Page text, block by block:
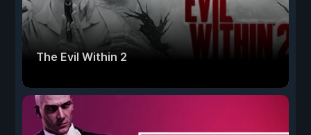
The Evil Within 2